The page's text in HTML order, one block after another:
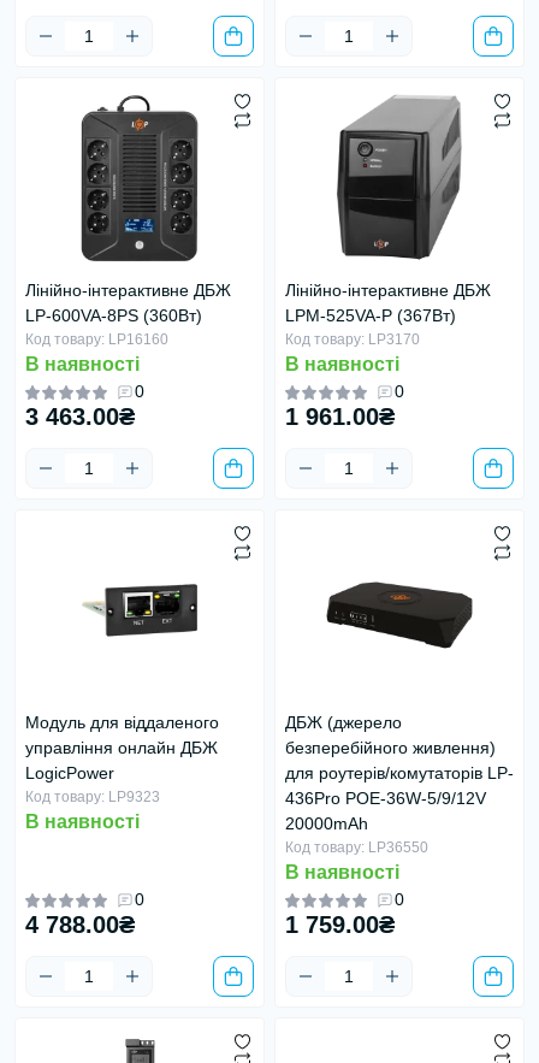
Лінійно-інтерактивне ДБЖ
LP-600VA-8PS (360Вт)
Код товару: LP16160
В наявності
0
3 463.00₴
Лінійно-інтерактивне ДБЖ
LPM-525VA-P (367Вт)
Код товару: LP3170
В наявності
0
1 961.00₴
Модуль для віддаленого
управління онлайн ДБЖ
LogicPower
Код товару: LP9323
В наявності
0
4 788.00₴
ДБЖ (джерело
безперебійного живлення)
для роутерів/комутаторів LP-
436Pro POE-36W-5/9/12V
20000mAh
Код товару: LP36550
В наявності
0
1 759.00₴